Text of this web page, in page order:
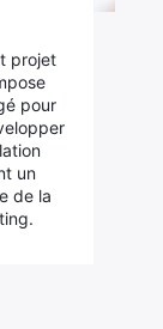
projet
pour
un
de la